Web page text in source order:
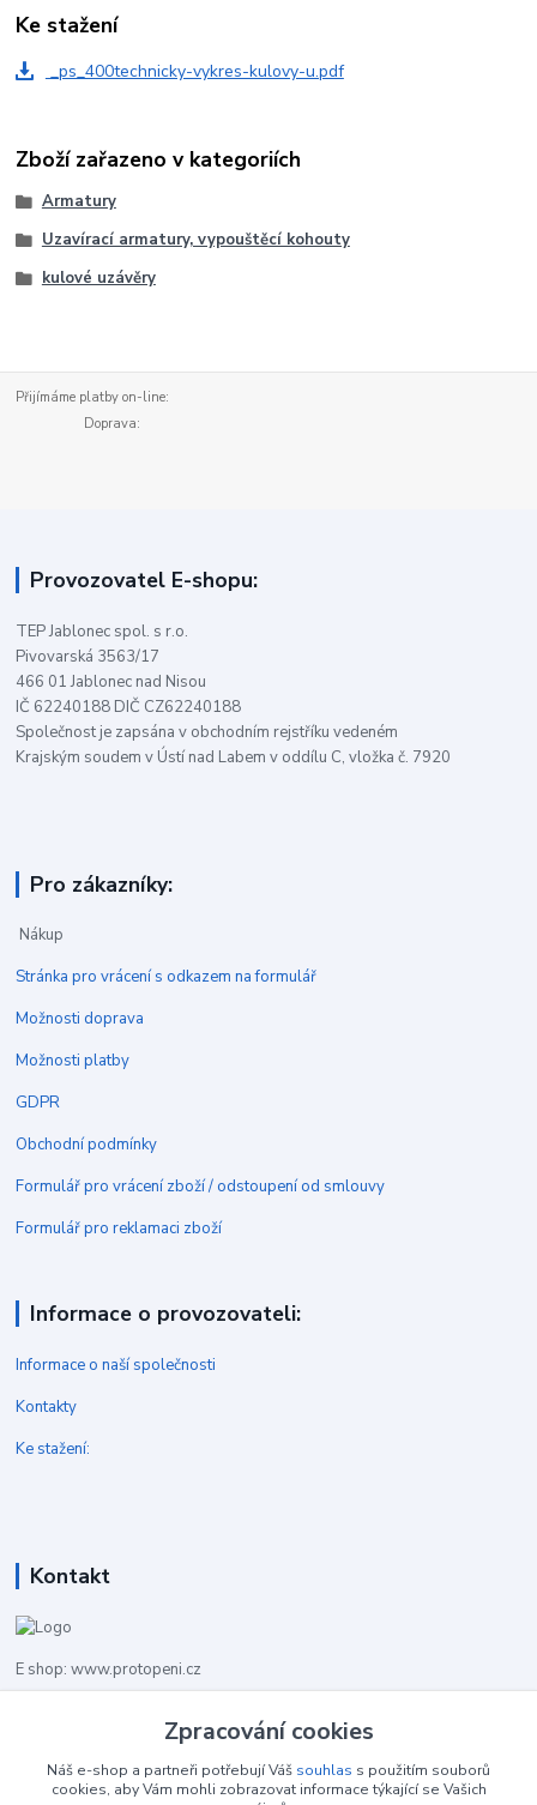
Ke stažení
_ps_400technicky-vykres-kulovy-u.pdf
Zboží zařazeno v kategoriích
Armatury
Uzavírací armatury, vypouštěcí kohouty
kulové uzávěry
Přijímáme platby on-line:
Doprava:
Provozovatel E-shopu:
TEP Jablonec spol. s r.o.
Pivovarská 3563/17
466 01 Jablonec nad Nisou
IČ 62240188 DIČ CZ62240188
Společnost je zapsána v obchodním rejstříku vedeném
Krajským soudem v Ústí nad Labem v oddílu C, vložka č. 7920
Pro zákazníky:
Nákup
Stránka pro vrácení s odkazem na formulář
Možnosti doprava
Možnosti platby
GDPR
Obchodní podmínky
Formulář pro vrácení zboží / odstoupení od smlouvy
Formulář pro reklamaci zboží
Informace o provozovateli:
Informace o naší společnosti
Kontakty
Ke stažení:
Kontakt
E shop: www.protopeni.cz
+420 483 710 226
info@protopeni.cz
Zpracování cookies
Náš e-shop a partneři potřebují Váš souhlas s použitím souborů
cookies, aby Vám mohli zobrazovat informace týkající se Vašich